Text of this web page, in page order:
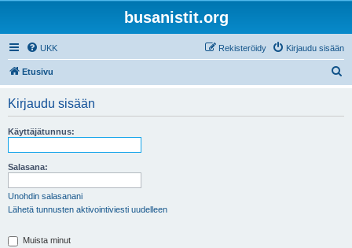
busanistit.org
UKK Kirjaudu sisään
Rekisteröidy
Etusivu
Kirjaudu sisään
Käyttäjätunnus:
Salasana:
Unohdin salasanani
Lähetä tunnusten aktivointiviesti uudelleen
Muista minut